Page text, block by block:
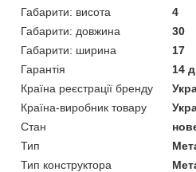
Габарити: висота
4
Габарити: довжина
30
Габарити: ширина
17
Гарантія
14
Країна реєстрації бренду
Країна-виробник товару
Стан
Тип
Тип конструктора